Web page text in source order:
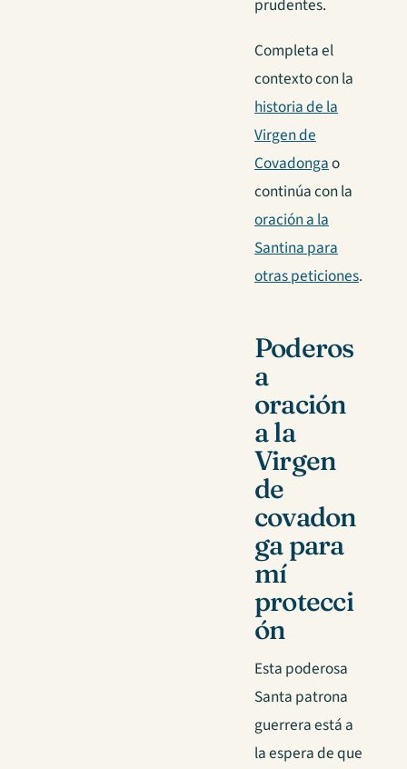
prudentes.
Completa el
contexto con la
historia de la
Virgen de
Covadongao
continúa con la
oración a la
Santina para
otras peticiones.
Poderos
a
oración
a la
Virgen
de
covadon
ga para
mí
protecci
ón
Esta poderosa
Santa patrona
guerrera está a
la espera de que